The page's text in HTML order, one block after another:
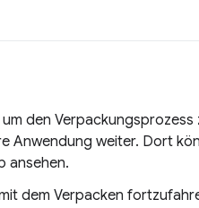
den
Anwendung weiter. Dort
ansehen.
dem Verpacken